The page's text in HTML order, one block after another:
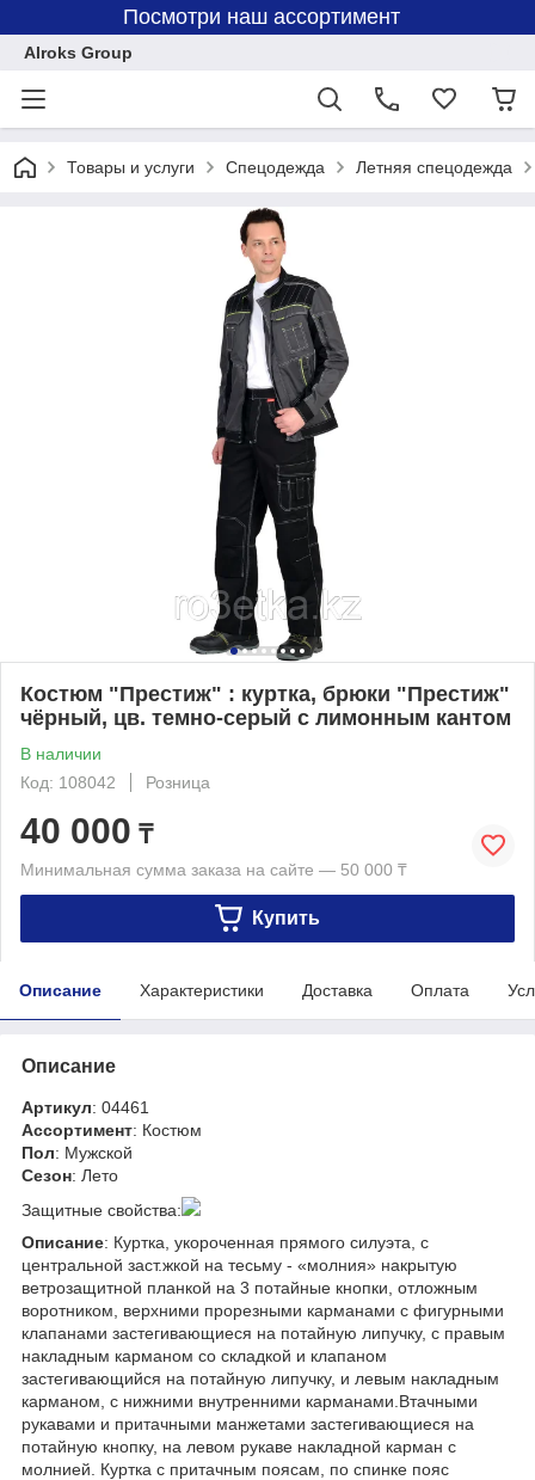
Посмотри наш ассортимент
Alroks Group
Товары и услуги Спецодежда Летняя спецодежда
Костюм "Престиж" : куртка, брюки "Престиж"
чёрный, цв. темно-серый с лимонным кантом
В наличии
Код: 108042
Розница
40 000 ₸
Минимальная сумма заказа на сайте — 50 000 ₸
Купить
Описание Характеристики Доставка Оплата
Описание
Артикул: 04461
Ассортимент: Костюм
Пол: Мужской
Сезон: Лето
Защитные свойства:
Описание: Куртка, укороченная прямого силуэта, с
центральной заст.жкой на тесьму - «молния» накрытую
ветрозащитной планкой на 3 потайные кнопки, отложным
воротником, верхними прорезными карманами с фигурными
клапанами застегивающиеся на потайную липучку, с правым
накладным карманом со складкой и клапаном
застегивающийся на потайную липучку, и левым накладным
карманом, с нижними внутренними карманами.Втачными
рукавами и притачными манжетами застегивающиеся на
потайную кнопку, на левом рукаве накладной карман с
молнией. Куртка с притачным поясам, по спинке пояс